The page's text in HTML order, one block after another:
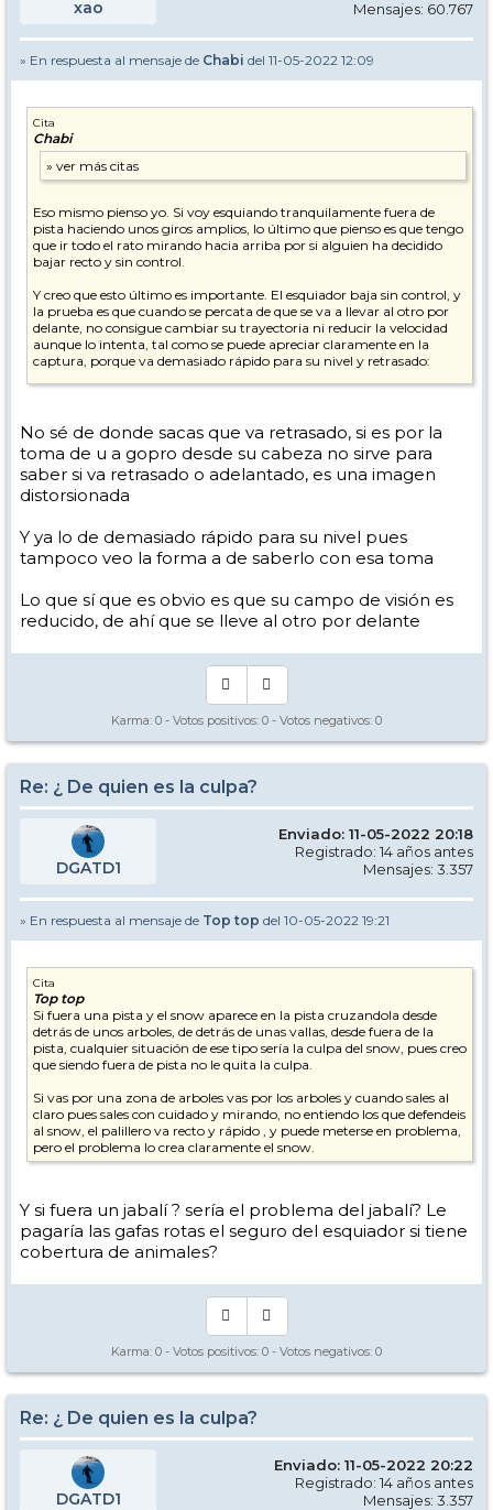
xao Mensajes: 60.767
» En respuesta al mensaje de Chabi del 11-05-2022 12:09
Cita
Chabi
Eso mismo pienso yo. Si voy esquiando tranquilamente fuera de
pista haciendo unos giros amplios, lo último que pienso es que tengo
que ir todo el rato mirando hacia arriba por si alguien ha decidido
bajar recto y sin control.
Y creo que esto último es importante. El esquiador baja sin control, y
la prueba es que cuando se percata de que se va a llevar al otro por
delante, no consigue cambiar su trayectoria ni reducir la velocidad
aunque lo intenta, tal como se puede apreciar claramente en la
captura, porque va demasiado rápido para su nivel y retrasado:
No sé de donde sacas que va retrasado, si es por la
toma de u a gopro desde su cabeza no sirve para
saber si va retrasado o adelantado, es una imagen
distorsionada
Y ya lo de demasiado rápido para su nivel pues
tampoco veo la forma a de saberlo con esa toma
Lo que sí que es obvio es que su campo de visión es
reducido, de ahí que se lleve al otro por delante
Karma: 0 - Votos positivos: 0 - Votos negativos: 0
Re: ¿ De quien es la culpa?
DGATD1
Enviado: 11-05-2022 20:18
Registrado: 14 años antes
Mensajes: 3.357
» En respuesta al mensaje de Top top del 10-05-2022 19:21
Cita
Top top
Si fuera una pista y el snow aparece en la pista cruzandola desde
detrás de unos arboles, de detrás de unas vallas, desde fuera de la
pista, cualquier situación de ese tipo sería la culpa del snow, pues creo
que siendo fuera de pista no le quita la culpa.
Si vas por una zona de arboles vas por los arboles y cuando sales al
claro pues sales con cuidado y mirando, no entiendo los que defendeis
al snow, el palillero va recto y rápido , y puede meterse en problema,
pero el problema lo crea claramente el snow.
Y si fuera un jabalí ? sería el problema del jabalí? Le
pagaría las gafas rotas el seguro del esquiador si tiene
cobertura de animales?
Karma: 0 - Votos positivos: 0 - Votos negativos: 0
Re: ¿ De quien es la culpa?
DGATD1
Enviado: 11-05-2022 20:22
Registrado: 14 años antes
Mensajes: 3.357